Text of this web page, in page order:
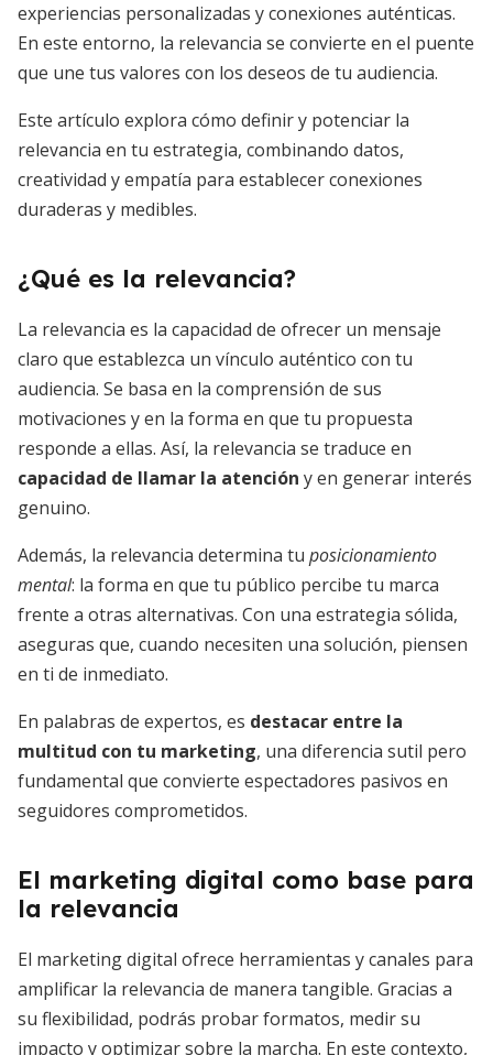
experiencias personalizadas y conexiones auténticas.
En este entorno, la relevancia se convierte en el puente
que une tus valores con los deseos de tu audiencia.
Este artículo explora cómo definir y potenciar la
relevancia en tu estrategia, combinando datos,
creatividad y empatía para establecer conexiones
duraderas y medibles.
¿Qué es la relevancia?
La relevancia es la capacidad de ofrecer un mensaje
claro que establezca un vínculo auténtico con tu
audiencia. Se basa en la comprensión de sus
motivaciones y en la forma en que tu propuesta
responde a ellas. Así, la relevancia se traduce en
capacidad de llamar la atención y en generar interés
genuino.
Además, la relevancia determina tu posicionamiento
mental: la forma en que tu público percibe tu marca
frente a otras alternativas. Con una estrategia sólida,
aseguras que, cuando necesiten una solución, piensen
en ti de inmediato.
En palabras de expertos, es destacar entre la
multitud con tu marketing, una diferencia sutil pero
fundamental que convierte espectadores pasivos en
seguidores comprometidos.
El marketing digital como base para
la relevancia
El marketing digital ofrece herramientas y canales para
amplificar la relevancia de manera tangible. Gracias a
su flexibilidad, podrás probar formatos, medir su
impacto y optimizar sobre la marcha. En este contexto,